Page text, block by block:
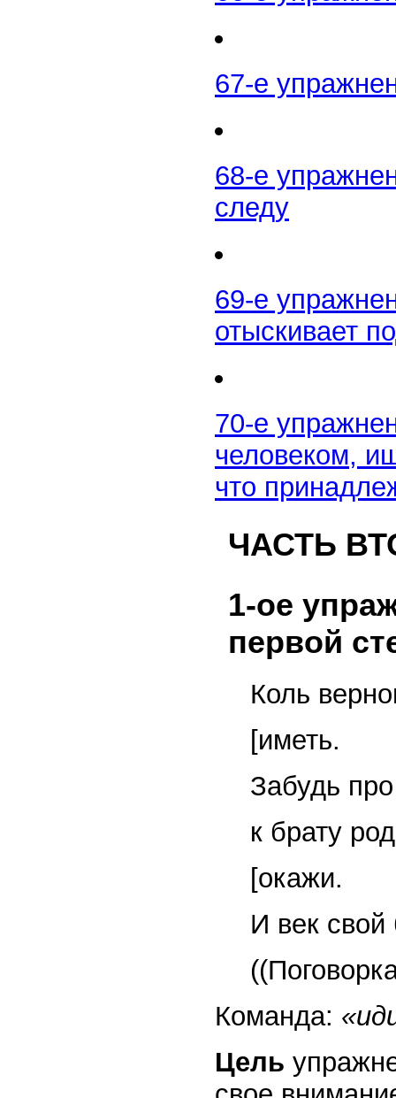
67-е
68-е
следу
69-е
отыскивает
70-е
человеком,
что
ЧАСТЬ
1-ое
первой
Коль
[иметь.
Забудь
к брату
[окажи.
И век
Команда:
Цель